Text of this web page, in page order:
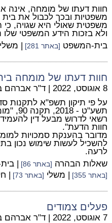
חוות דעתו של מומחה, אינה
משפטיות ובכך לכבול את
משפטית שאולי היא שגויה,
ולא בזכות הידע המשפטי
בית-המשפט [באתר 281] | משלי
חוות דעתו של מומחה
8 אוגוסט, 2022 | ד"ר אברהם
על פי תיקון תשפ"א לתקנות
תשע"ט -
רשאי לדרוש מבעל דין
חוות הדעת".
מדובר בהענקת סמכויות
להשכיל לעשות שימוש נכון
לרעה.
שאלות הבהרה [באתר 86] |
[באתר 355] | משלי [באתר 73] |
פעלים צמודים
7 אוגוסט, 2022 | ד"ר אברהם